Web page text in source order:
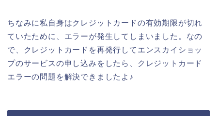
ちなみに私自身はクレジットカードの有効期限が切れ
ていたために、エラーが発生してしまいました。なの
で、クレジットカードを再発行してエンスカイショッ
プのサービスの申し込みをしたら、クレジットカード
エラーの問題を解決できましたよ♪